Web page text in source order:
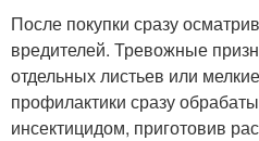
После покупки сразу
вредителей. Тревожные
отдельных листьев или
профилактики сразу
инсектицидом, приготовив